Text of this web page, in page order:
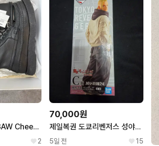
[M9.5]비즈빔23AW Cheekag Folk 치카그 포크 부츠
2
70,000원
제일복권 도쿄리벤저스 성야결전편 c상 류구지 켄 피규어
5일 전 15